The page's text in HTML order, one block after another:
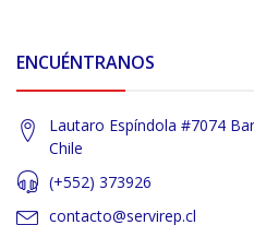
ENCUÉNTRANOS
Lautaro Espíndola #7074
Chile
(+552) 373926
contacto@servirep.cl